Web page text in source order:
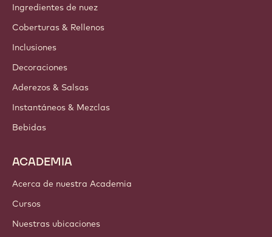
Ingredientes de nuez
Coberturas & Rellenos
Inclusiones
Decoraciones
Aderezos & Salsas
Instantáneos & Mezclas
Bebidas
ACADEMIA
Acerca de nuestra Academia
Cursos
Nuestras ubicaciones